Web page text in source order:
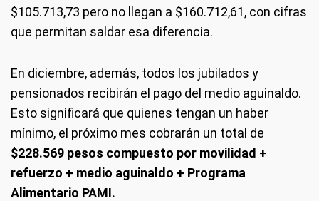
$105.713,73 pero no llegan a $160.712,61, con cifras
que permitan saldar esa diferencia.
En diciembre, además, todos los jubilados y
pensionados recibirán el pago del medio aguinaldo.
Esto significará que quienes tengan un haber
mínimo, el próximo mes cobrarán un total de
$228.569 pesos compuesto por movilidad +
refuerzo + medio aguinaldo + Programa
Alimentario PAMI.